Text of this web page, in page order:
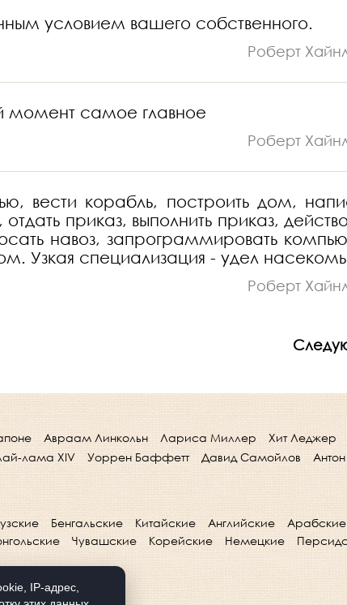
условием вашего собственного.
Роберт
момент самое главное
Роберт
вести корабль, построить дом,
приказ, выполнить приказ,
навоз, запрограммировать
Узкая специализация - удел
Роберт
Авраам Линкольн Лариса Миллер
Хит Леджер
лама XIV Уоррен Баффетт Давид Самойлов
Бенгальские Китайские Английские
Арабские
Чувашские Корейские Немецкие
IP-адрес,